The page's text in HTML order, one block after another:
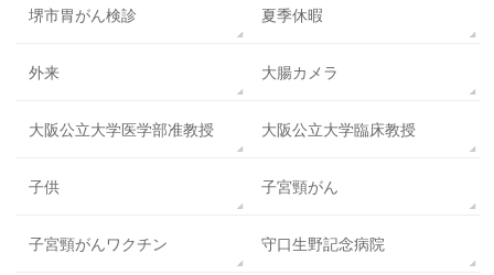
堺市胃がん検診 夏季休暇
外来 大腸カメラ
大阪公立大学医学部准教授 大阪公立大学臨床教授
子供 子宮頸がん
子宮頸がんワクチン 守口生野記念病院